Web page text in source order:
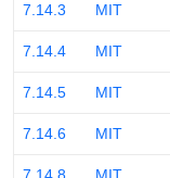
7.14.3 MIT
7.14.4 MIT
7.14.5 MIT
7.14.6 MIT